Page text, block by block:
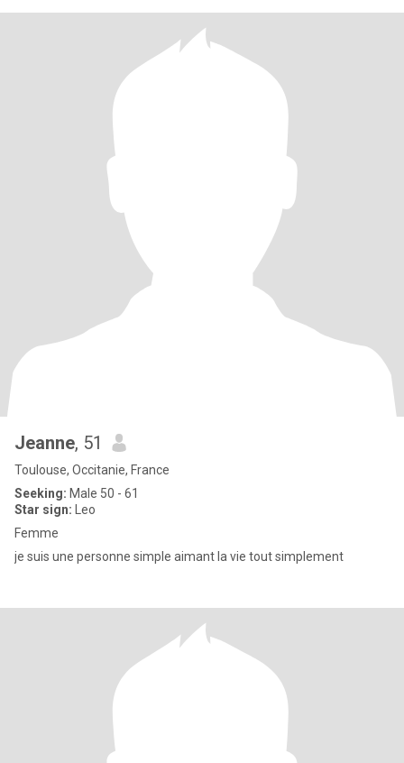
Jeanne, 51
Toulouse, Occitanie, France
Seeking: Male 50 - 61
Star sign: Leo
Femme
je suis une personne simple aimant la vie tout simplement